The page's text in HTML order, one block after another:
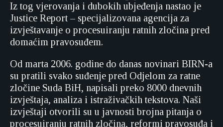
Iz tog vjerovanja i dubokih ubjeđenja nastao je
Justice Report – specijalizovana agencija za
izvještavanje o procesuiranju ratnih zločina pred
domaćim pravosuđem.
Od marta 2006. godine do danas novinari BIRN-a
su pratili svako suđenje pred Odjelom za ratne
zločine Suda BiH, napisali preko 8000 dnevnih
izvještaja, analiza i istraživačkih tekstova. Naši
izvještaji otvorili su u javnosti brojna pitanja o
procesuiranju ratnih zločina, reformi pravosuđa i